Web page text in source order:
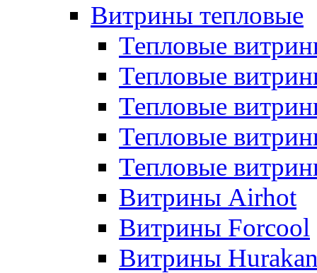
Витрины тепловые
Тепловые
Тепловые
Тепловые
Тепловые
Тепловые
Витрины Airhot
Витрины Forcool
Витрины